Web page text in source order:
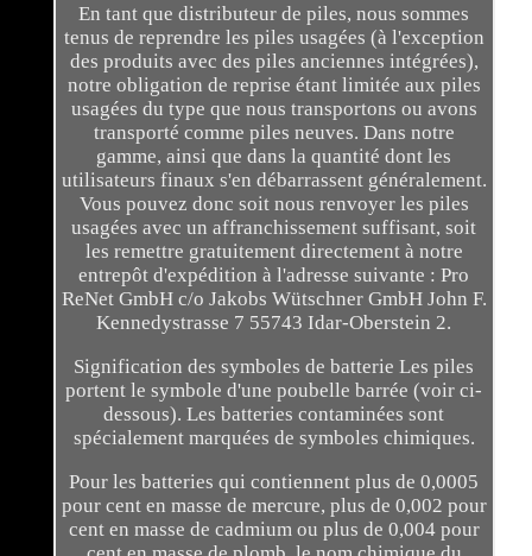
En tant que distributeur de piles, nous sommes
tenus de reprendre les piles usagées (à l'exception
des produits avec des piles anciennes intégrées),
notre obligation de reprise étant limitée aux piles
usagées du type que nous transportons ou avons
transporté comme piles neuves. Dans notre
gamme, ainsi que dans la quantité dont les
utilisateurs finaux s'en débarrassent généralement.
Vous pouvez donc soit nous renvoyer les piles
usagées avec un affranchissement suffisant, soit
les remettre gratuitement directement à notre
entrepôt d'expédition à l'adresse suivante : Pro
ReNet GmbH c/o Jakobs Wütschner GmbH John F.
Kennedystrasse 7 55743 Idar-Oberstein 2.
Signification des symboles de batterie Les piles
portent le symbole d'une poubelle barrée (voir ci-
dessous). Les batteries contaminées sont
spécialement marquées de symboles chimiques.
Pour les batteries qui contiennent plus de 0,0005
pour cent en masse de mercure, plus de 0,002 pour
cent en masse de cadmium ou plus de 0,004 pour